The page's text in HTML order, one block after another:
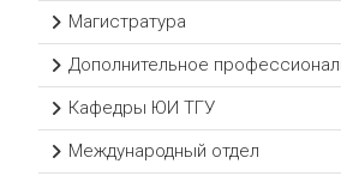
Магистратура
Дополнительное
Кафедры ЮИ ТГУ
Международный отдел